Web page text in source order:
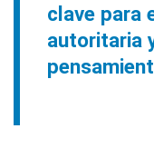
clave para
autoritaria